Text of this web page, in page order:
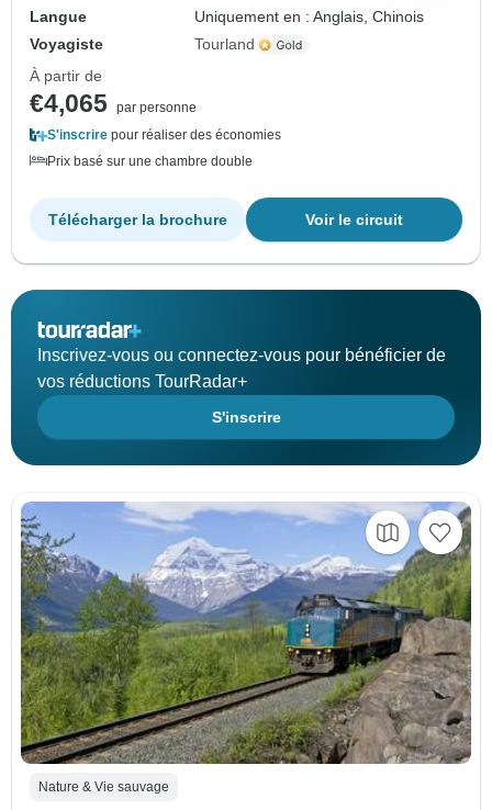
Langue
Uniquement en : Anglais, Chinois
Voyagiste
Tourland
À partir de
€4,065 par personne
S'inscrire pour réaliser des économies
Prix basé sur une chambre double
Voir le circuit
Télécharger la brochure
Inscrivez-vous ou connectez-vous pour bénéficier de
vos réductions TourRadar+
S'inscrire
Nature & Vie sauvage